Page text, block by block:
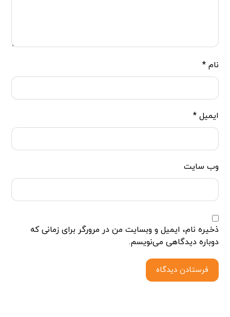
نام*
ایمیل*
وب‌ سایت
ذخیره نام، ایمیل و وبسایت من در مرورگر برای زمانی که
دوباره دیدگاهی می‌نویسم.
فرستادن دیدگاه